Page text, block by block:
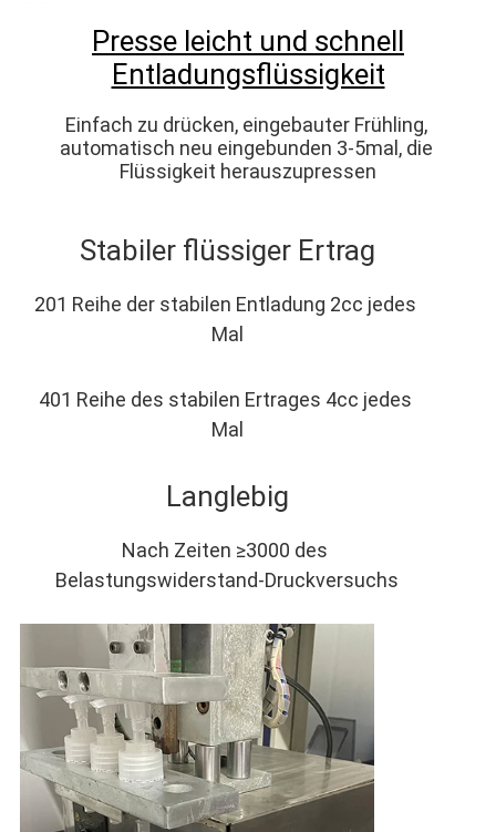
Presse leicht und schnell
Entladungsflüssigkeit
Einfach zu drücken, eingebauter Frühling,
automatisch neu eingebunden 3-5mal, die
Flüssigkeit herauszupressen
Stabiler flüssiger Ertrag
201 Reihe der stabilen Entladung 2cc jedes
Mal
401 Reihe des stabilen Ertrages 4cc jedes
Mal
Langlebig
Nach Zeiten ≥3000 des
Belastungswiderstand-Druckversuchs